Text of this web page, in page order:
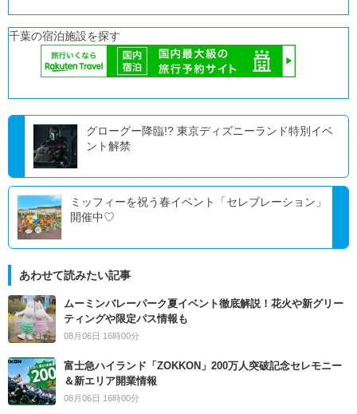
千葉の宿泊施設を探す
グローグー降臨!? 東京ディズニーランド特別イベ
ント解禁
ミッフィーを祝う春イベント「セレブレーション」
開催中♡
あわせて読みたい記事
ムーミンバレーパーク夏イベント徹底解説！花火や新グリー
ティングや限定パス情報も
08月06日 16時00分
富士急ハイランド「ZOKKON」200万人突破記念セレモニー
＆新エリア開業情報
08月06日 16時00分